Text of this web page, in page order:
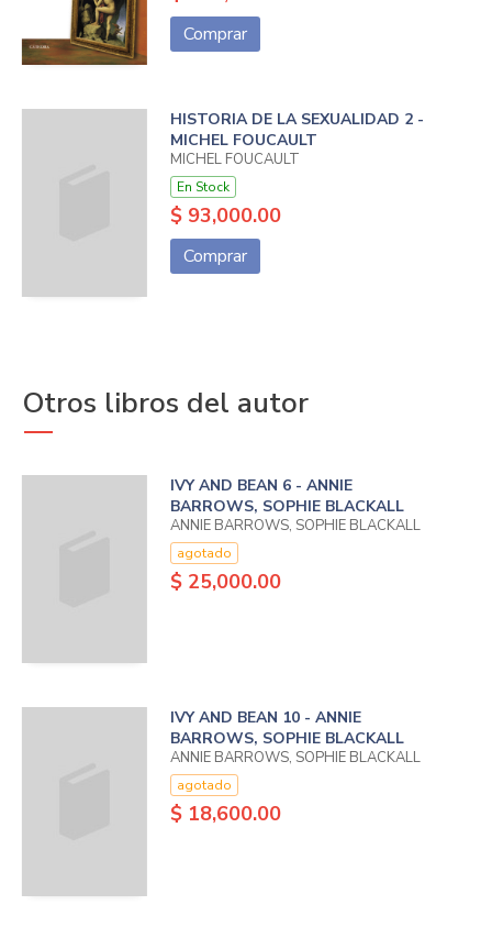
Comprar
HISTORIA DE LA SEXUALIDAD 2 -
MICHEL FOUCAULT
MICHEL FOUCAULT
En Stock
$ 93,000.00
Comprar
Otros libros del autor
IVY AND BEAN 6 - ANNIE
BARROWS, SOPHIE BLACKALL
ANNIE BARROWS, SOPHIE BLACKALL
agotado
$ 25,000.00
IVY AND BEAN 10 - ANNIE
BARROWS, SOPHIE BLACKALL
ANNIE BARROWS, SOPHIE BLACKALL
agotado
$ 18,600.00